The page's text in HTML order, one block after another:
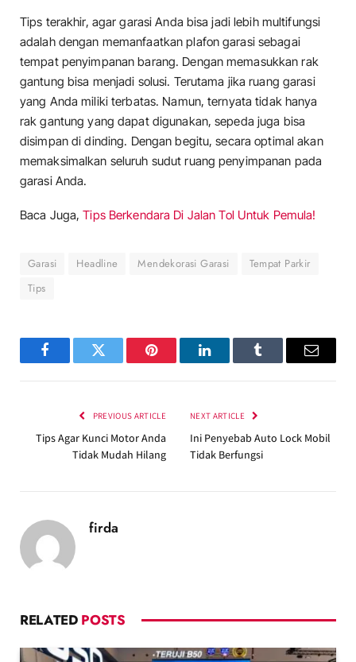
Tips terakhir, agar garasi Anda bisa jadi lebih multifungsi
adalah dengan memanfaatkan plafon garasi sebagai
tempat penyimpanan barang. Dengan memasukkan rak
gantung bisa menjadi solusi. Terutama jika ruang garasi
yang Anda miliki terbatas. Namun, ternyata tidak hanya
rak gantung yang dapat digunakan, sepeda juga bisa
disimpan di dinding. Dengan begitu, secara optimal akan
memaksimalkan seluruh sudut ruang penyimpanan pada
garasi Anda.
Baca Juga,Tips Berkendara Di Jalan Tol Untuk Pemula!
Garasi Headline Mendekorasi Garasi
Tempat Parkir
Tips
FacebookTwitter Pinterest LinkedInTumblr Email
PREVIOUS ARTICLE
Tips Agar Kunci Motor Anda
Tidak Mudah Hilang
NEXT ARTICLE
Ini Penyebab Auto Lock Mobil
Tidak Berfungsi
firda
RELATED POSTS